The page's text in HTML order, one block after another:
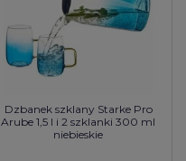
Dzbanek szklany Starke Pro
Arube 1,5 l i 2 szklanki 300 ml
niebieskie